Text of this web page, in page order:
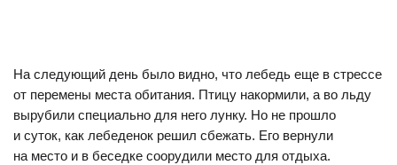
На следующий день было видно, что лебедь еще в стрессе
от перемены места обитания. Птицу накормили, а во льду
вырубили специально для него лунку. Но не прошло
и суток, как лебеденок решил сбежать. Его вернули
на место и в беседке соорудили место для отдыха.